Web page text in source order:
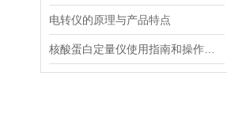
电转仪的原理与产品特点